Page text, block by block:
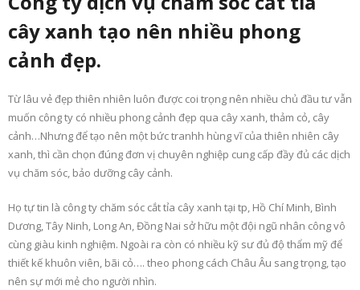
cây xanh tạo nên nhiều phong
cảnh đẹp.
Từ lâu vẻ đẹp thiên nhiên luôn được coi trọng nên nhiều chủ đầu tư vẫn
muốn công ty có nhiều phong cảnh đẹp qua cây xanh, thảm cỏ, cây
cảnh…Nhưng để tạo nên một bức tranhh hùng vĩ của thiên nhiên cây
xanh, thì cần chọn đúng đơn vị chuyên nghiệp cung cấp đầy đủ các dịch
vụ chăm sóc, bảo dưỡng cây cảnh.
Họ tự tin là công ty chăm sóc cắt tỉa cây xanh tại tp, Hồ Chí Minh, Bình
Dương, Tây Ninh, Long An, Đồng Nai sở hữu một đội ngũ nhân công vô
cùng giàu kinh nghiệm. Ngoài ra còn có nhiều kỹ sư đủ độ thẩm mỹ để
thiết kế khuôn viên, bãi cỏ…. theo phong cách Châu Âu sang trọng, tạo
nên sự mới mẻ cho người nhìn.